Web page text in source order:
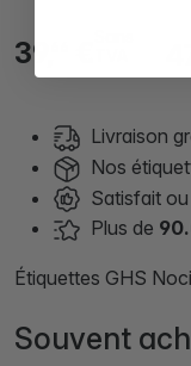
39,
Livraison
Nos
Satisfait ou
Plus de
Étiquettes GHS
Souvent